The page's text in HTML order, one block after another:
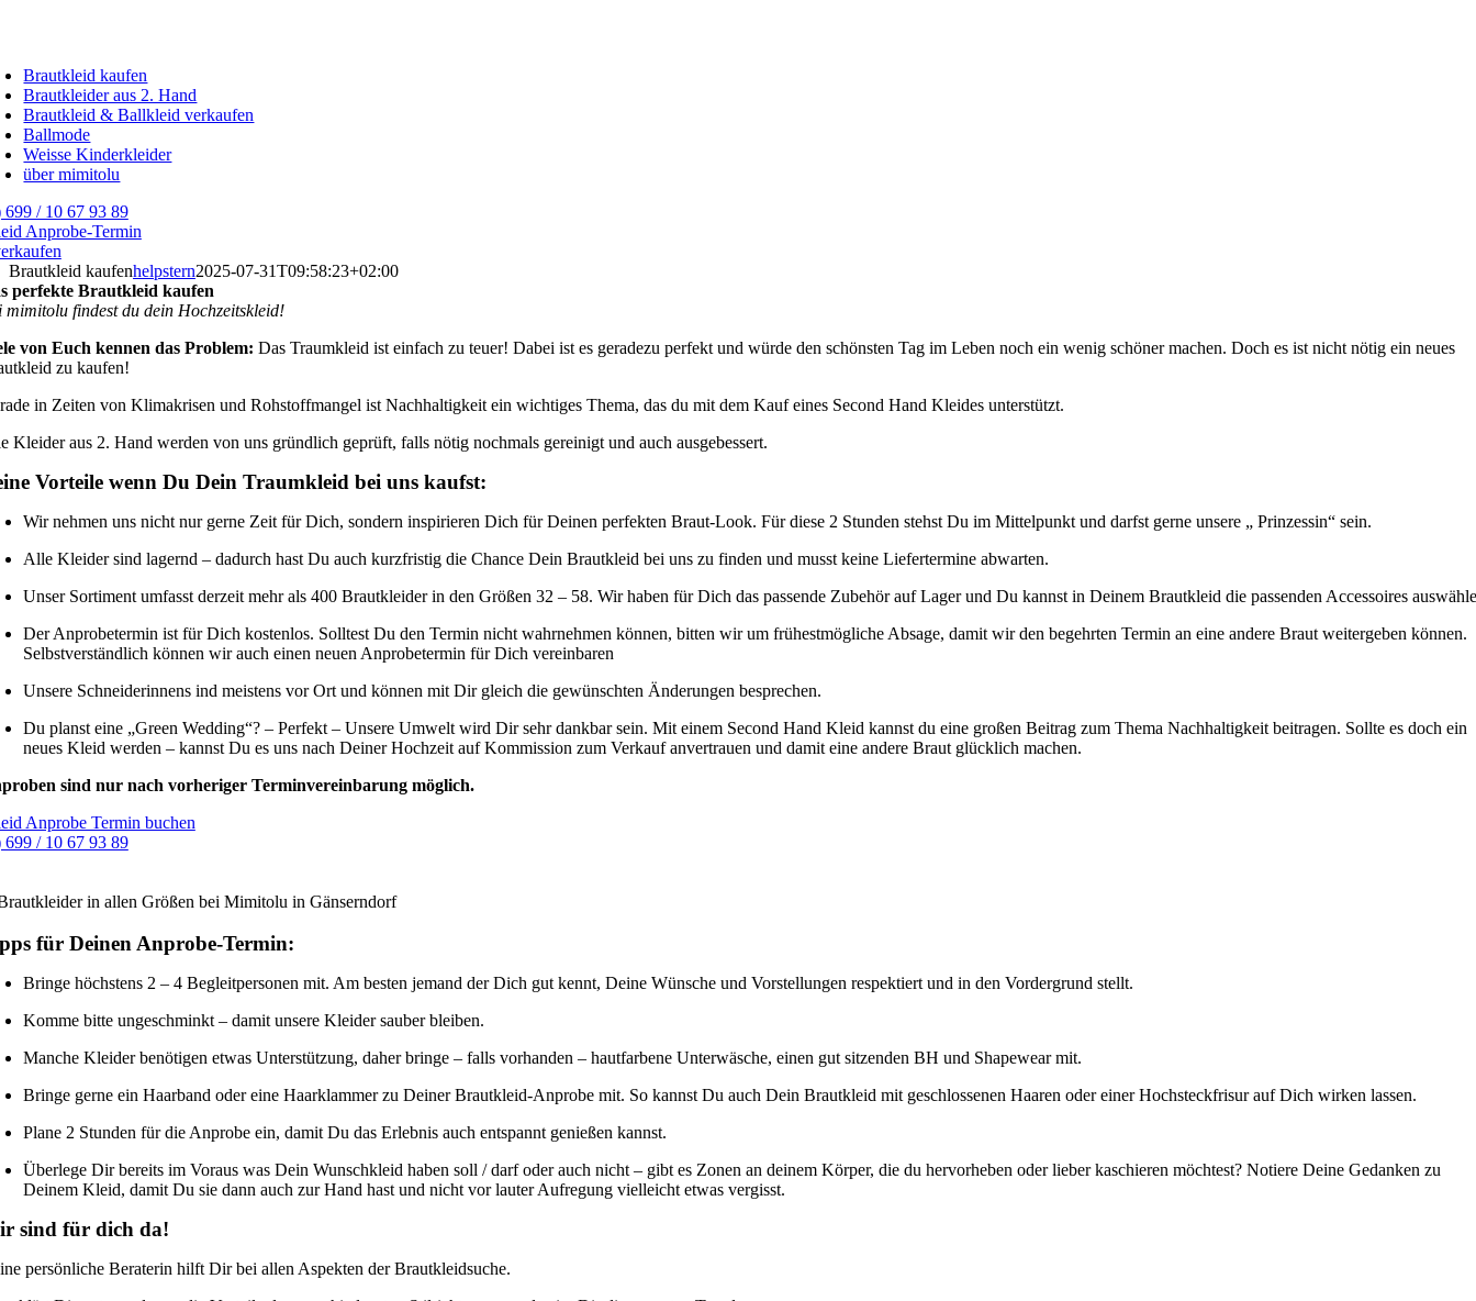
Brautkleid kaufen
Brautkleider aus 2. Hand
Brautkleid & Ballkleid verkaufen
Ballmode
Weisse Kinderkleider
über mimitolu
699 / 10 67 93 89
Anprobe-Termin
Brautkleid kaufenhelpstern2025-07-31T09:58:23+02:00
perfekte Brautkleid kaufen
mimitolu findest du dein Hochzeitskleid!
von Euch kennen das Problem: Das Traumkleid ist einfach zu teuer! Dabei ist es geradezu perfekt und würde den schönsten Tag im Leben noch ein wenig schöner machen. Doch es ist nicht nötig ein neues
zu kaufen!
in Zeiten von Klimakrisen und Rohstoffmangel ist Nachhaltigkeit ein wichtiges Thema, das du mit dem Kauf eines Second Hand Kleides unterstützt.
Kleider aus 2. Hand werden von uns gründlich geprüft, falls nötig nochmals gereinigt und auch ausgebessert.
Vorteile wenn Du Dein Traumkleid bei uns kaufst:
Wir nehmen uns nicht nur gerne Zeit für Dich, sondern inspirieren Dich für Deinen perfekten Braut-Look. Für diese 2 Stunden stehst Du im Mittelpunkt und darfst gerne unsere „ Prinzessin“ sein.
Alle Kleider sind lagernd – dadurch hast Du auch kurzfristig die Chance Dein Brautkleid bei uns zu finden und musst keine Liefertermine abwarten.
Unser Sortiment umfasst derzeit mehr als 400 Brautkleider in den Größen 32 – 58. Wir haben für Dich das passende Zubehör auf Lager und Du kannst in Deinem Brautkleid die passenden Accessoires
Der Anprobetermin ist für Dich kostenlos. Solltest Du den Termin nicht wahrnehmen können, bitten wir um frühestmögliche Absage, damit wir den begehrten Termin an eine andere Braut weitergeben können.
Selbstverständlich können wir auch einen neuen Anprobetermin für Dich vereinbaren
Unsere Schneiderinnens ind meistens vor Ort und können mit Dir gleich die gewünschten Änderungen besprechen.
Du planst eine „Green Wedding“? – Perfekt – Unsere Umwelt wird Dir sehr dankbar sein. Mit einem Second Hand Kleid kannst du eine großen Beitrag zum Thema Nachhaltigkeit beitragen. Sollte es doch ein
neues Kleid werden – kannst Du es uns nach Deiner Hochzeit auf Kommission zum Verkauf anvertrauen und damit eine andere Braut glücklich machen.
sind nur nach vorheriger Terminvereinbarung möglich.
Anprobe Termin buchen
699 / 10 67 93 89
für Deinen Anprobe-Termin:
Bringe höchstens 2 – 4 Begleitpersonen mit. Am besten jemand der Dich gut kennt, Deine Wünsche und Vorstellungen respektiert und in den Vordergrund stellt.
Komme bitte ungeschminkt – damit unsere Kleider sauber bleiben.
Manche Kleider benötigen etwas Unterstützung, daher bringe – falls vorhanden – hautfarbene Unterwäsche, einen gut sitzenden BH und Shapewear mit.
Bringe gerne ein Haarband oder eine Haarklammer zu Deiner Brautkleid-Anprobe mit. So kannst Du auch Dein Brautkleid mit geschlossenen Haaren oder einer Hochsteckfrisur auf Dich wirken lassen.
Plane 2 Stunden für die Anprobe ein, damit Du das Erlebnis auch entspannt genießen kannst.
Überlege Dir bereits im Voraus was Dein Wunschkleid haben soll / darf oder auch nicht – gibt es Zonen an deinem Körper, die du hervorheben oder lieber kaschieren möchtest? Notiere Deine Gedanken zu
Deinem Kleid, damit Du sie dann auch zur Hand hast und nicht vor lauter Aufregung vielleicht etwas vergisst.
sind für dich da!
persönliche Beraterin hilft Dir bei allen Aspekten der Brautkleidsuche.